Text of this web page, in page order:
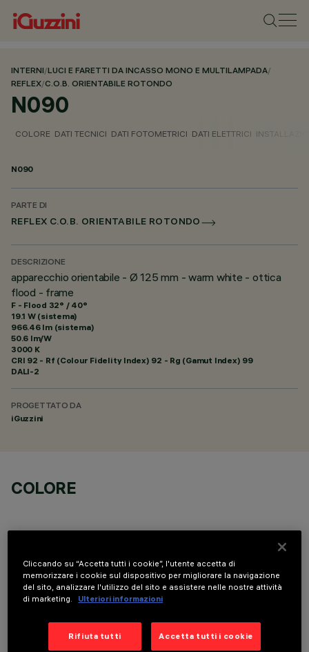
INTERNI/LUCI E FARETTI DA INCASSO MONO E MULTILAMPADA/
REFLEX/C.O.B. ORIENTABILE ROTONDO
N090
COLORE DATI TECNICI DATI FOTOMETRICI DATI ELETTRICI
N090
PARTE DI
REFLEX C.O.B. ORIENTABILE ROTONDO
DESCRIZIONE
apparecchio orientabile - Ø 125 mm - warm white - ottica
flood - frame
F - Flood 32° / 40°
19.1 W (sistema)
966.46 lm (sistema)
50.6 lm/W
3000 K
CRI 92 - Rf (Colour Fidelity Index) 92 - Rg (Gamut Index) 99
DALI-2
PROGETTATO DA
iGuzzini
COLORE
DATI TECNICI
Cliccando su “Accetta tutti i cookie”, l'utente accetta di
memorizzare i cookie sul dispositivo per migliorare la navigazione
del sito, analizzare l'utilizzo del sito e assistere nelle nostre attività
di marketing.
Ulteriori informazioni
Rifiuta tutti Accetta tutti i cookie